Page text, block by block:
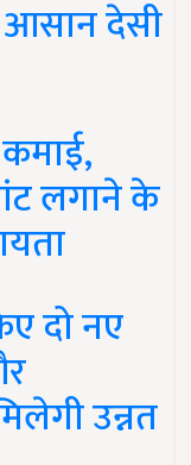
देसी
लगाने के
दो नए
उन्नत